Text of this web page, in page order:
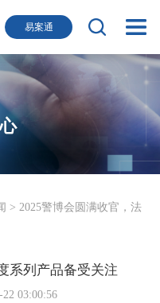
易案通
> 2025警博会圆满收官，法
系列产品备受关注
03:00:56